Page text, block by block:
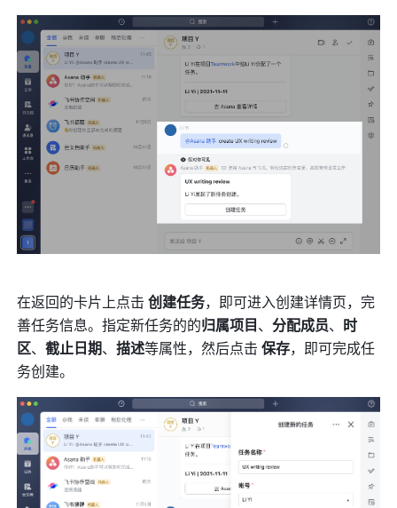
在返回的卡片上点击 创建任务，即可进入创建详情页，完
善任务信息。指定新任务的的归属项目、分配成员、 时
区、截止日期、描述等属性，然后点击 保存，即可完成任
务创建。